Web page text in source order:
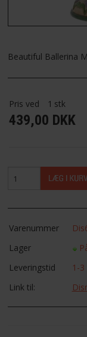
FAVORIT
FORTRYDELSESRET
Beautiful Ballerina
Pris ved 1 stk
439,00 DKK
Varenummer
Lager
Leveringstid
1-
Link til: